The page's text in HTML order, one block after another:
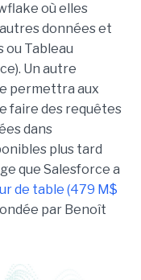
où elles
données et
ou Tableau
Un autre
permettra aux
faire des requêtes
dans
plus tard
que Salesforce a
de table (479 M$
par Benoît